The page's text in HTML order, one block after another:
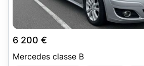
6 200 €
Mercedes classe B